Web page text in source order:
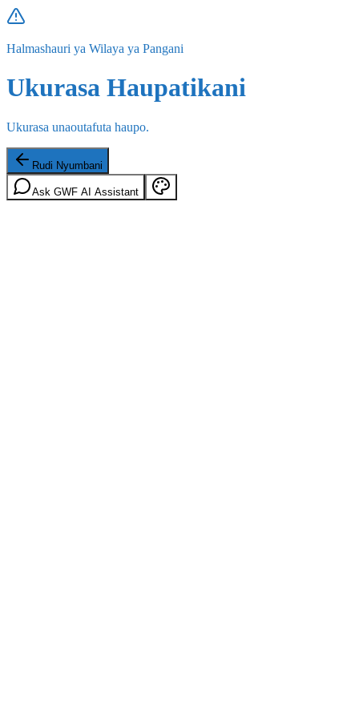
Halmashauri ya Wilaya ya Pangani
Ukurasa Haupatikani
Ukurasa unaoutafuta haupo.
Rudi Nyumbani
Ask GWF AI Assistant